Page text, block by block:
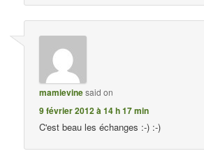
mamievinesaid on
9 février 2012 à 14 h 17 min
C'est beau les échanges :-) :-)